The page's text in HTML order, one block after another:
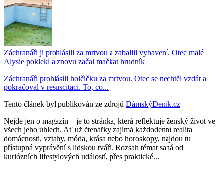
Záchranáři ji prohlásili za mrtvou a zabalili vybavení. Otec malé
Alysie poklekl a znovu začal mačkat hrudník
Záchranáři prohlásili holčičku za mrtvou. Otec se nechtěl vzdát a
pokračoval v resuscitaci. To, co...
Tento článek byl publikován ze zdrojů DámskýDeník.cz
Nejde jen o magazín – je to stránka, která reflektuje ženský život ve
všech jeho úhlech. Ať už čtenářky zajímá každodenní realita
domácnosti, vztahy, móda, krása nebo horoskopy, najdou tu
přístupná vyprávění s lidskou tváří. Rozsah témat sahá od
kuriózních lifestylových událostí, přes praktické...